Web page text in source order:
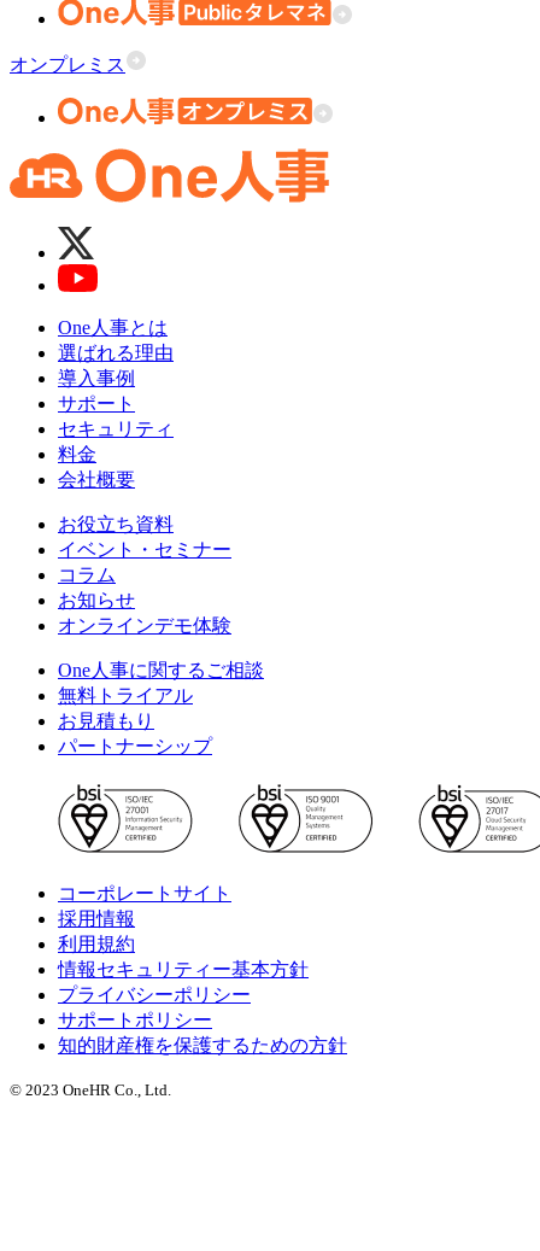
オンプレミス
One人事とは
選ばれる理由
導入事例
サポート
セキュリティ
料金
会社概要
お役立ち資料
イベント・セミナー
コラム
お知らせ
オンラインデモ体験
One人事に関するご相談
無料トライアル
お見積もり
パートナーシップ
コーポレートサイト
採用情報
利用規約
情報セキュリティー基本方針
プライバシーポリシー
サポートポリシー
知的財産権を保護するための方針
© 2023 OneHR Co., Ltd.